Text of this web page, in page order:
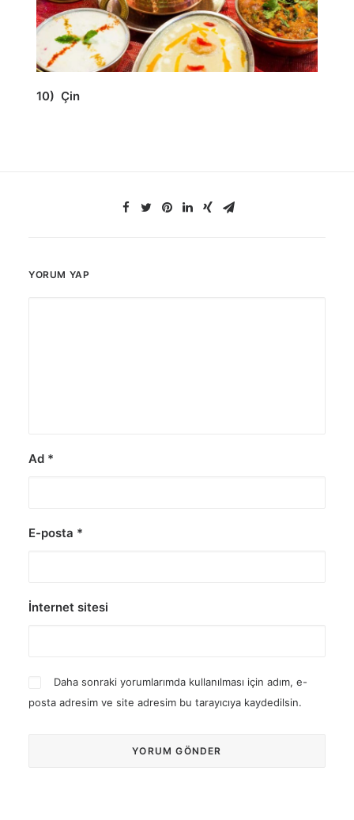
10) Çin
YORUM YAP
Ad *
E-posta *
İnternet sitesi
Daha sonraki yorumlarımda kullanılması için adım, e-
posta adresim ve site adresim bu tarayıcıya kaydedilsin.